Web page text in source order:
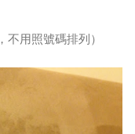
用照號碼排列）